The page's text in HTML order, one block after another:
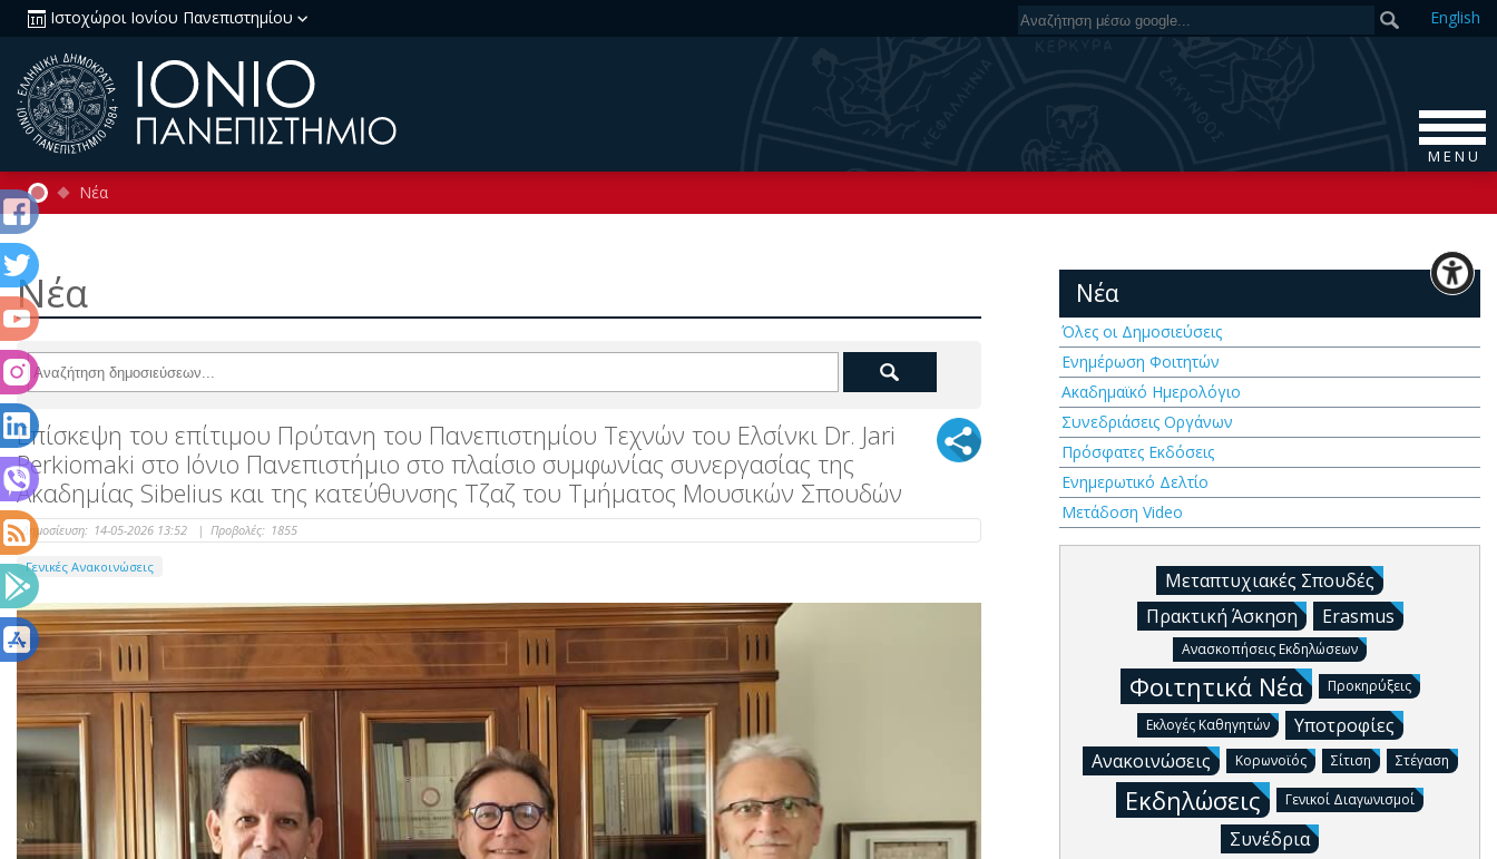
Ιστοχώροι Ιονίου Πανεπιστημίου English
M E N U
Νέα
Νέα
Επίσκεψη του επίτιμου Πρύτανη του Πανεπιστημίου Τεχνών του Ελσίνκι Dr. Jari
Perkiomaki στο Ιόνιο Πανεπιστήμιο στο πλαίσιο συμφωνίας συνεργασίας της
Ακαδημίας Sibelius και της κατεύθυνσης Τζαζ του Τμήματος Μουσικών Σπουδών
Δημοσίευση: 14-05-2026 13:52 | Προβολές: 1855
Γενικές Ανακοινώσεις
Νέα
Όλες οι Δημοσιεύσεις
Ενημέρωση Φοιτητών
Ακαδημαϊκό Ημερολόγιο
Συνεδριάσεις Οργάνων
Πρόσφατες Εκδόσεις
Ενημερωτικό Δελτίο
Μετάδοση Video
Μεταπτυχιακές Σπουδές
Πρακτική Άσκηση
Erasmus
Ανασκοπήσεις Εκδηλώσεων
Φοιτητικά Νέα Προκηρύξεις
Εκλογές Καθηγητών
Υποτροφίες
Ανακοινώσεις
Κορωνοϊός Σίτιση Στέγαση
Εκδηλώσεις Γενικοί Διαγωνισμοί
Συνέδρια